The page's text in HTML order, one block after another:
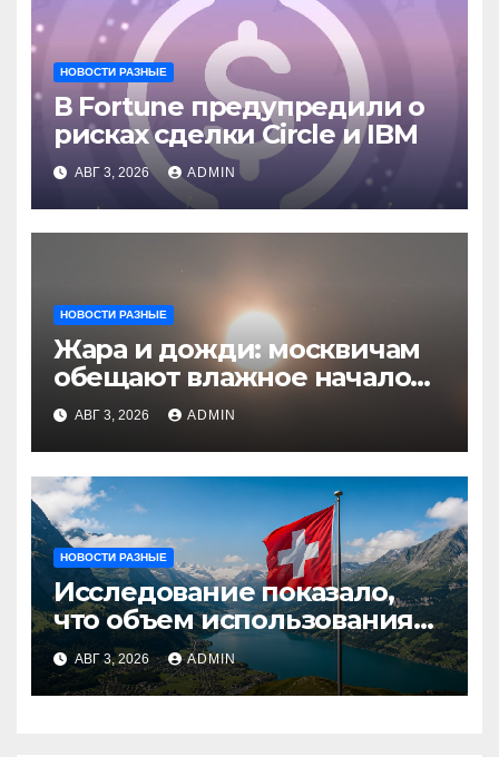
НОВОСТИ РАЗНЫЕ
В Fortune предупредили о
рисках сделки Circle и IBM
АВГ 3, 2026 ADMIN
НОВОСТИ РАЗНЫЕ
Жара и дожди: москвичам
обещают влажное начало
августа
АВГ 3, 2026 ADMIN
НОВОСТИ РАЗНЫЕ
Исследование показало,
что объем использования
криптовалют в Швейцарии
в два раза превышает
аналогичный показатель в
АВГ 3, 2026 ADMIN